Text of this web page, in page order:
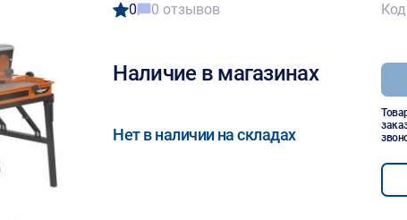
0 0 отзывов
Наличие в магазинах
Нет в наличии на складах